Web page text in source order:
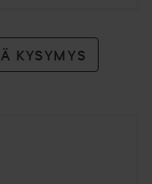
KYSYMYS